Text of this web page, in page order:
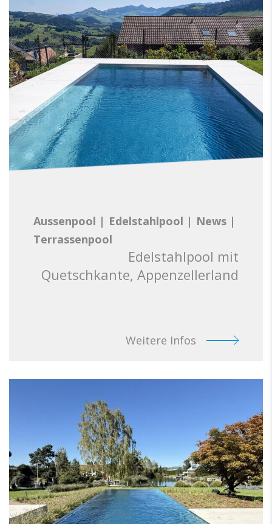
Aussenpool | Edelstahlpool | News |
Terrassenpool
Edelstahlpool mit
Quetschkante, Appenzellerland
Weitere Infos